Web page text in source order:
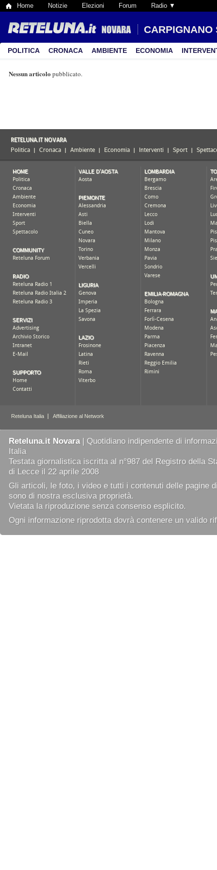
Home Notizie Elezioni Forum Radio ▼
CARPIGNANO
POLITICA CRONACA AMBIENTE ECONOMIA
Nessun articolo pubblicato.
Reteluna.it Novara| Quotidiano indipendente di
Italia
Testata giornalistica iscritta al n°987 del Registro della
di Lecce il 22 aprile 2008
Gli articoli, le foto, i video e tutti i contenuti delle pagine
sono di nostra esclusiva proprietà.
Vietata la riproduzione senza consenso esplicito.
Ogni informazione riprodotta dovrà contenere un valido